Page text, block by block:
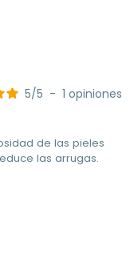
5/5 - 1 opiniones
de las pieles
las arrugas.